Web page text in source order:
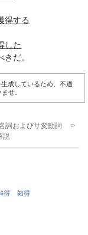
得する
した
だ。
成しているため、不適
せ。
詞およびサ変動詞
>
説
得 知得